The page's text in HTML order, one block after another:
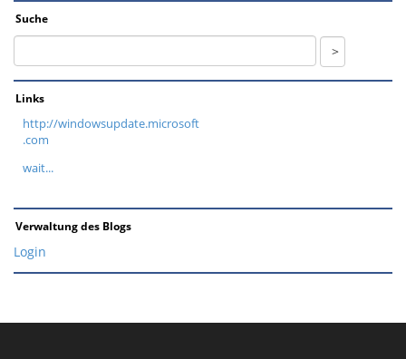
Suche
Links
http://windowsupdate.microsoft
.com
wait...
Verwaltung des Blogs
Login